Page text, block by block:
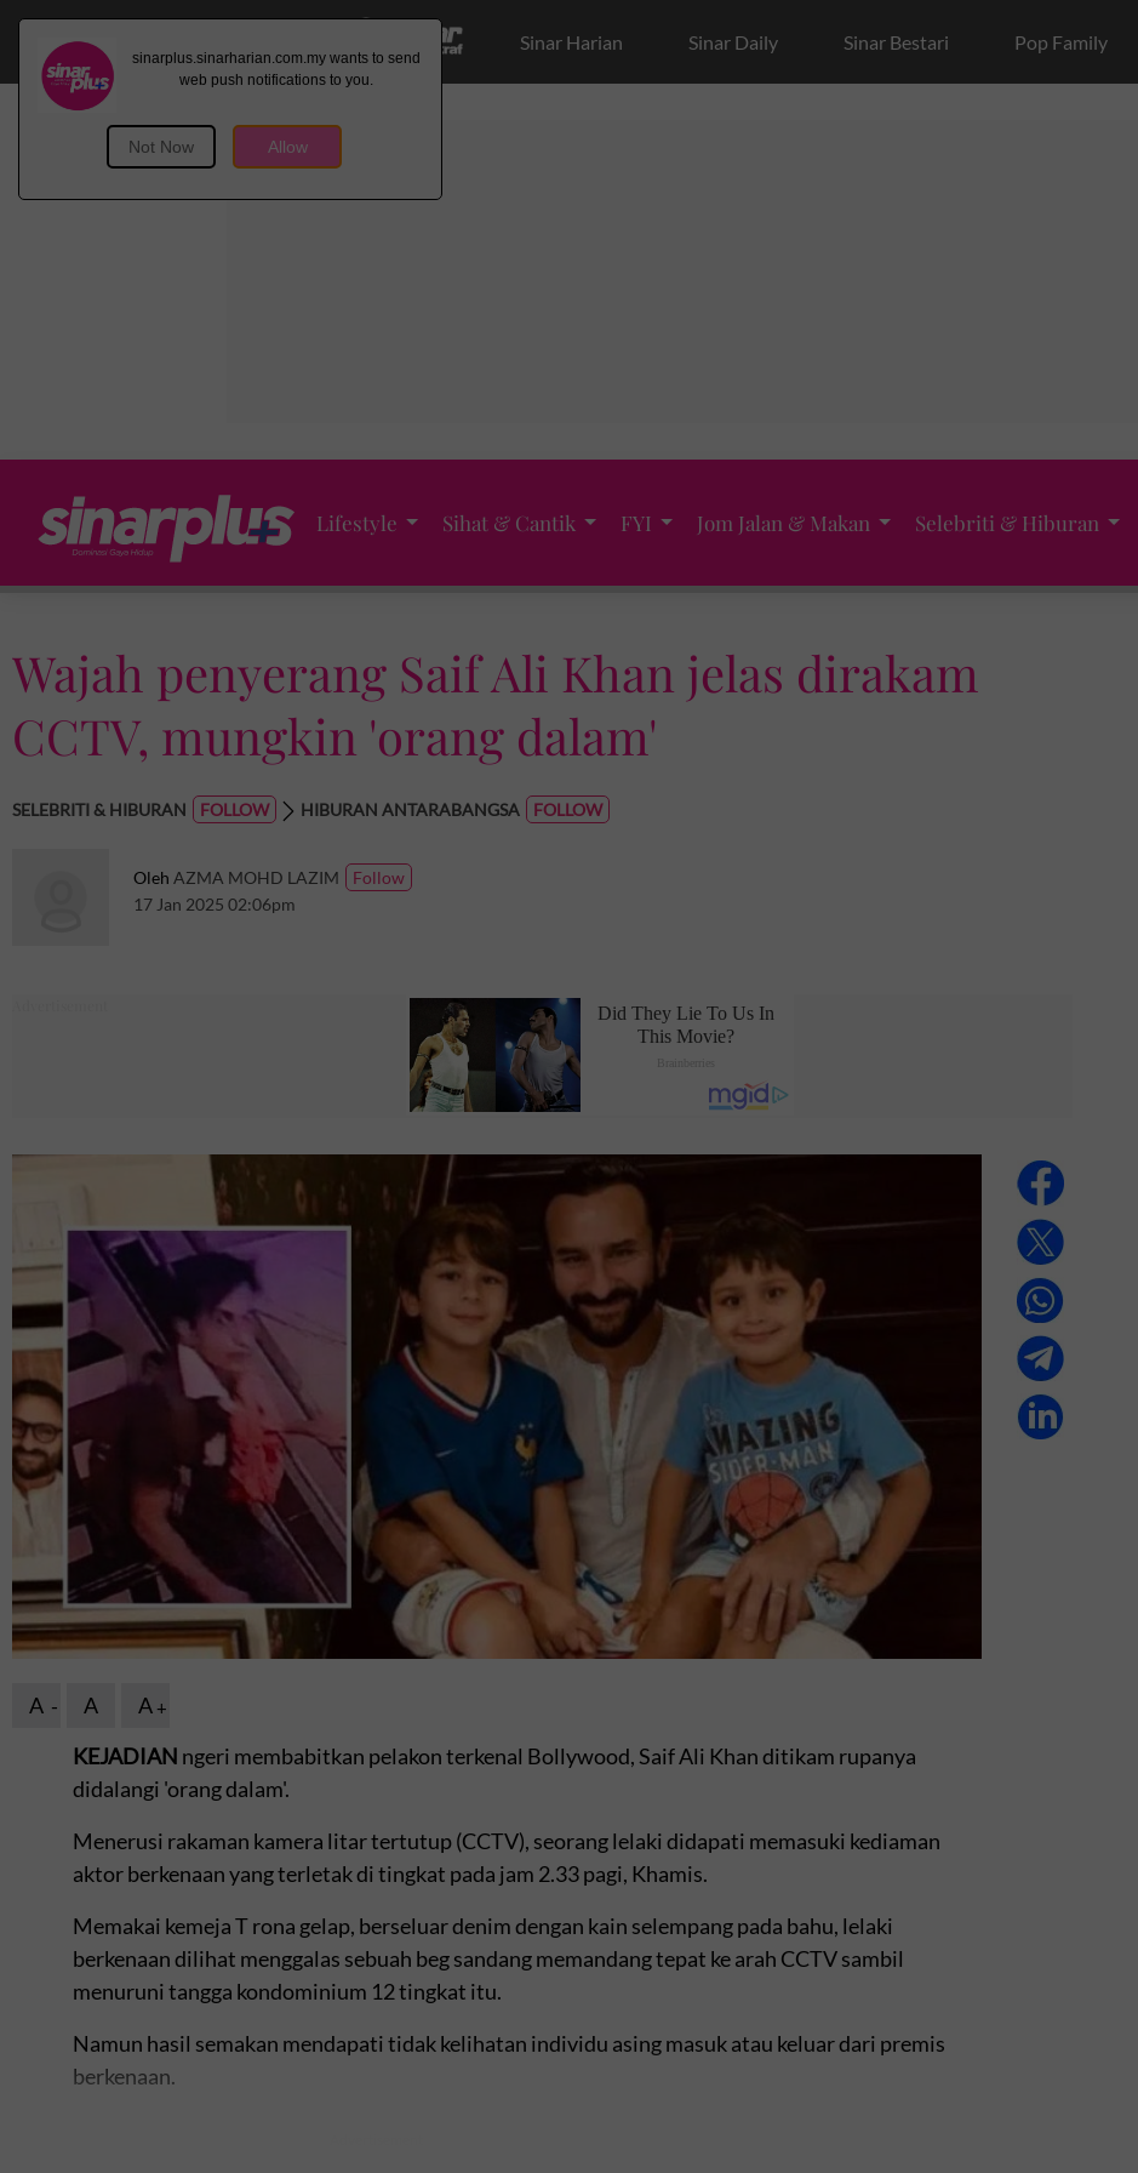
Sinar Harian Sinar Daily Sinar Bestari Pop Family
Lifestyle Sihat & Cantik FYI Jom Jalan & Makan Selebriti & Hiburan
Wajah penyerang Saif Ali Khan jelas dirakam
CCTV, mungkin 'orang dalam'
SELEBRITI & HIBURAN HIBURAN ANTARABANGSA
Oleh AZMA MOHD LAZIM
17 Jan 2025 02:06pm
A A
A
KEJADIAN ngeri membabitkan pelakon terkenal Bollywood, Saif Ali Khan ditikam rupanya
didalangi 'orang dalam'.
Menerusi rakaman kamera litar tertutup (CCTV), seorang lelaki didapati memasuki kediaman
aktor berkenaan yang terletak di tingkat pada jam 2.33 pagi, Khamis.
Memakai kemeja T rona gelap, berseluar denim dengan kain selempang pada bahu, lelaki
berkenaan dilihat menggalas sebuah beg sandang memandang tepat ke arah CCTV sambil
menuruni tangga kondominium 12 tingkat itu.
Namun hasil semakan mendapati tidak kelihatan individu asing masuk atau keluar dari premis
berkenaan.